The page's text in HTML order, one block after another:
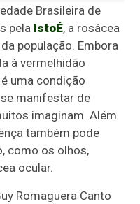
Brasileira de
pela IstoÉ, a rosácea
população. Embora
à vermelhidão
uma condição
manifestar de
imaginam. Além
também pode
como os olhos,
ocular.
Romaguera Canto